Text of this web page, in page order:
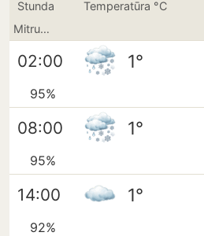
Stunda Temperatūra °C
Mitrums
02:00 1°
95%
08:00 1°
95%
14:00 1°
92%